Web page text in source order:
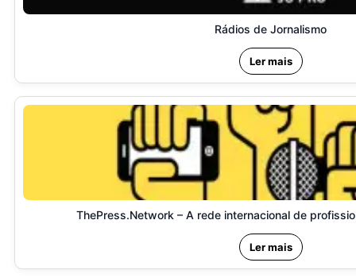
Rádios de Jornalismo
Ler mais
ThePress.Network – A rede internacional de
Ler mais